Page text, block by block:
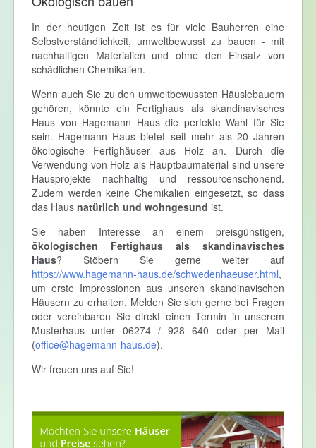
In der heutigen Zeit ist es für viele Bauherren eine
Selbstverständlichkeit, umweltbewusst zu bauen - mit
nachhaltigen Materialien und ohne den Einsatz von
schädlichen Chemikalien.
Wenn auch Sie zu den umweltbewussten Häuslebauern
gehören, könnte ein Fertighaus als skandinavisches
Haus von Hagemann Haus die perfekte Wahl für Sie
sein. Hagemann Haus bietet seit mehr als 20 Jahren
ökologische Fertighäuser aus Holz an. Durch die
Verwendung von Holz als Hauptbaumaterial sind unsere
Hausprojekte nachhaltig und ressourcenschonend.
Zudem werden keine Chemikalien eingesetzt, so dass
das Haus natürlich und wohngesund ist.
Sie haben Interesse an einem preisgünstigen,
ökologischen Fertighaus als skandinavisches
Haus? Stöbern Sie gerne weiter auf
https://www.hagemann-haus.de/schwedenhaeuser.html,
um erste Impressionen aus unseren skandinavischen
Häusern zu erhalten. Melden Sie sich gerne bei Fragen
oder vereinbaren Sie direkt einen Termin in unserem
Musterhaus unter 06274 / 928 640 oder per Mail
(office@hagemann-haus.de).
Wir freuen uns auf Sie!